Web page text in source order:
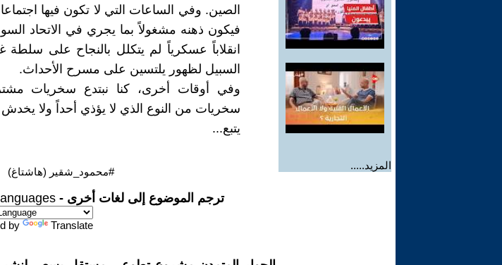
المزيد.....
الصين. وفي الساعات التي لا تكون فيها
فيكون ذهنه مشغولاً بما يجري في الاتحاد
انقلاباً عسكرياً لم يتكلل بالنجاح على سلطة
السبيل لظهور يلتسين على مسرح الأحداث.
وفي أوقات أخرى، كنا نبتدع سخريات
سخريات من النوع الذي لا يؤذي أحداً ولا يخدش
يتبع...
#محمود_شقير (هاشتاغ)
ترجم الموضوع إلى لغات أخرى -
by Translate